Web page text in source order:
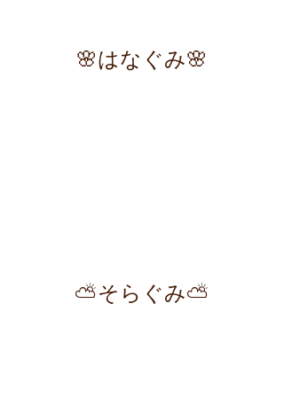
🌸はなぐみ🌸
⛅そらぐみ⛅